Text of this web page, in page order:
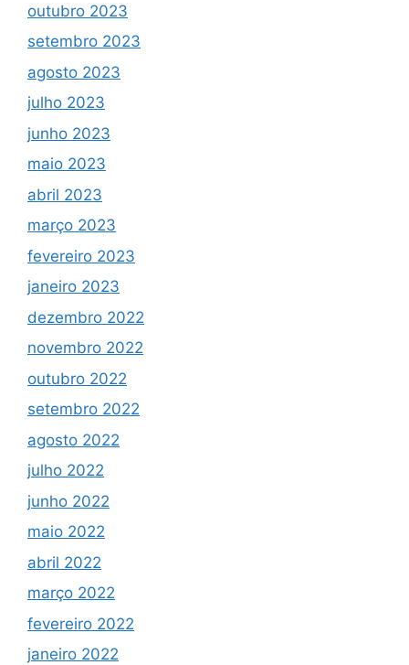
outubro 2023
setembro 2023
agosto 2023
julho 2023
junho 2023
maio 2023
abril 2023
março 2023
fevereiro 2023
janeiro 2023
dezembro 2022
novembro 2022
outubro 2022
setembro 2022
agosto 2022
julho 2022
junho 2022
maio 2022
abril 2022
março 2022
fevereiro 2022
janeiro 2022